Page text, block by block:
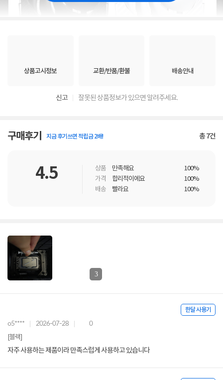
상품고시정보 교환/반품/환불 배송안내
신고 잘못된 상품정보가 있으면 알려주세요.
구매후기 지금 후기쓰면 적립금 2배! 총7건
4.5 상품 만족해요
100%
가격
합리적이에요
100%
배송
빨라요 100%
3
한달 사용기
o5**** 2026-07-28 0
[블랙]
자주 사용하는 제품이라 만족스럽게 사용하고 있습니다